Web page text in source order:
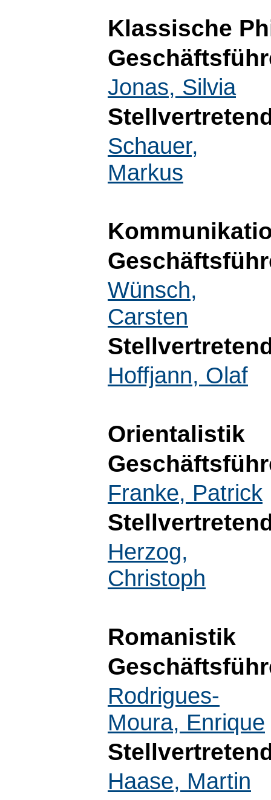
Klassische
Jonas, Silvia
Schauer,
Markus
Wünsch,
Carsten
Hoffjann, Olaf
Orientalistik
Franke, Patrick
Herzog,
Christoph
Romanistik
Rodrigues-
Moura, Enrique
Haase, Martin